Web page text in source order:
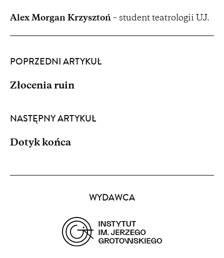
Alex Morgan Krzysztoń – student teatrologii UJ.
POPRZEDNI ARTYKUŁ
Złocenia ruin
NASTĘPNY ARTYKUŁ
Dotyk końca
WYDAWCA